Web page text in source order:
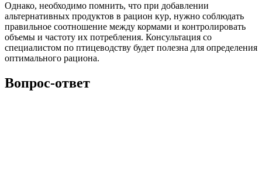
Однако, необходимо помнить, что при добавлении
альтернативных продуктов в рацион кур, нужно соблюдать
правильное соотношение между кормами и контролировать
объемы и частоту их потребления. Консультация со
специалистом по птицеводству будет полезна для определения
оптимального рациона.
Вопрос-ответ